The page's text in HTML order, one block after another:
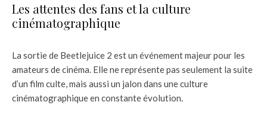
Les attentes des fans et la culture
cinématographique
La sortie de Beetlejuice 2 est un événement majeur pour les
amateurs de cinéma. Elle ne représente pas seulement la suite
d’un film culte, mais aussi un jalon dans une culture
cinématographique en constante évolution.